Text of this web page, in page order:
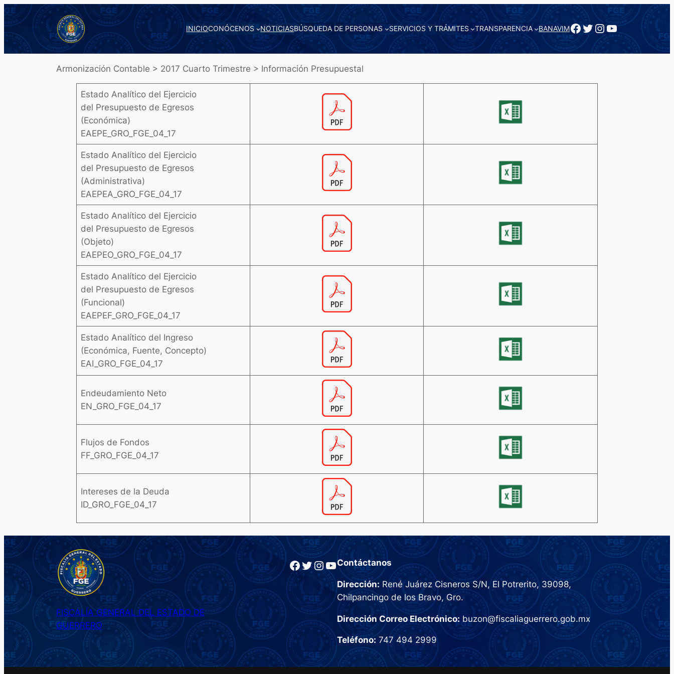
Saltar
al
contenido
INICIOCONÓCENOS NOTICIASBÚSQUEDA DE PERSONAS SERVICIOS Y TRÁMITES TRANSPARENCIA BANAVIMFacebook
Twitter
Instagram
YouTube
Armonización Contable > 2017 Cuarto Trimestre > Información Presupuestal
Estado Analítico del Ejercicio
del Presupuesto de Egresos
(Económica)
EAEPE_GRO_FGE_04_17
Estado Analítico del Ejercicio
del Presupuesto de Egresos
(Administrativa)
EAEPEA_GRO_FGE_04_17
Estado Analítico del Ejercicio
del Presupuesto de Egresos
(Objeto)
EAEPEO_GRO_FGE_04_17
Estado Analítico del Ejercicio
del Presupuesto de Egresos
(Funcional)
EAEPEF_GRO_FGE_04_17
Estado Analítico del Ingreso
(Económica, Fuente, Concepto)
EAI_GRO_FGE_04_17
Endeudamiento Neto
EN_GRO_FGE_04_17
Flujos de Fondos
FF_GRO_FGE_04_17
Intereses de la Deuda
ID_GRO_FGE_04_17
FISCALÍA GENERAL DEL ESTADO DE
GUERRERO
Facebook Twitter InstagramYouTube Contáctanos
Dirección: René Juárez Cisneros S/N, El Potrerito, 39098,
Chilpancingo de los Bravo, Gro.
Dirección Correo Electrónico:buzon@fiscaliaguerrero.gob.mx
Teléfono: 747 494 2999